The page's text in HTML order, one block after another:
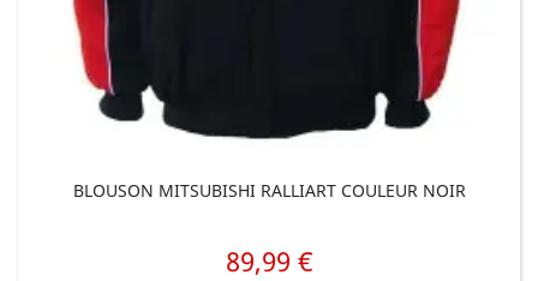
BLOUSON MITSUBISHI RALLIART COULEUR NOIR
Prix
89,99 €